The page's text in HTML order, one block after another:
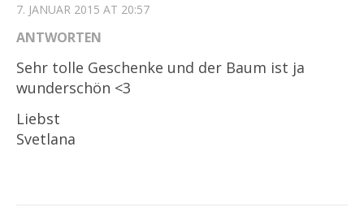
7. JANUAR 2015 AT 20:57
ANTWORTEN
Sehr tolle Geschenke und der Baum ist ja
wunderschön <3
Liebst
Svetlana